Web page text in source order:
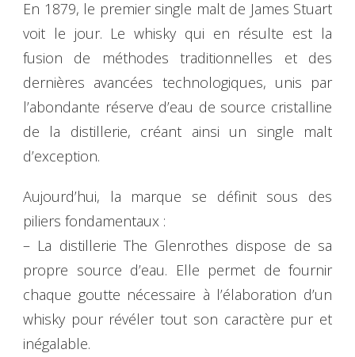
En 1879, le premier single malt de James Stuart
voit le jour. Le whisky qui en résulte est la
fusion de méthodes traditionnelles et des
dernières avancées technologiques, unis par
l’abondante réserve d’eau de source cristalline
de la distillerie, créant ainsi un single malt
d’exception.
Aujourd’hui, la marque se définit sous des
piliers fondamentaux :
– La distillerie The Glenrothes dispose de sa
propre source d’eau. Elle permet de fournir
chaque goutte nécessaire à l’élaboration d’un
whisky pour révéler tout son caractère pur et
inégalable.